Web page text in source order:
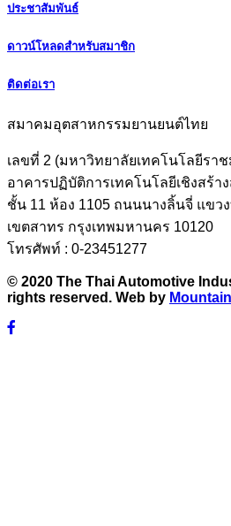
ประชาสัมพันธ์
ดาวน์โหลดสำหรับสมาชิก
ติดต่อเรา
สมาคมอุตสาหกรรมยานยนต์ไทย
เลขที่ 2 (มหาวิทยาลัยเทคโนโลยีรา
อาคารปฏิบัติการเทคโนโลยีเชิงสร้า
ชั้น 11 ห้อง 1105 ถนนนางลิ้นจี่ แขว
เขตสาทร กรุงเทพมหานคร 10120
โทรศัพท์ : 0-23451277
© 2020 The Thai Automotive
rights reserved. Web by